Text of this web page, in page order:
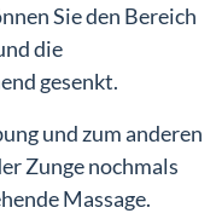
Sie den Bereich
die
gesenkt.
und zum anderen
Zunge nochmals
Massage.